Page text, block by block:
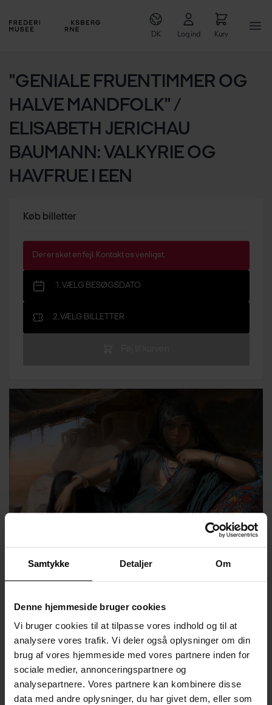
Samtykke Detaljer Om
Denne hjemmeside bruger cookies
Vi bruger cookies til at tilpasse vores indhold og til at
analysere vores trafik. Vi deler også oplysninger om din
brug af vores hjemmeside med vores partnere inden for
sociale medier, annonceringspartnere og
analysepartnere. Vores partnere kan kombinere disse
data med andre oplysninger, du har givet dem, eller som
DK Log ind Kurv
"GENIALE FRUENTIMMER OG
HALVE MANDFOLK" /
ELISABETH JERICHAU
BAUMANN: VALKYRIE OG
HAVFRUE I EEN
Tysk-polske Elisabeth Jerichau Baumann stak ud fra mængden
i det provinsielle København hen over midten af 1800-tallet.
stor børneflok. Med sin kosmopolitiske orientering var Elisabeth
Jerichau Baumann ganske bevidst om betydningen af
intellektuel stimulans og salonkultur, af at pleje det rette
netværk og skabe forretningskontakter. Hendes
sammenkomster var med andre ord aldrig kedelige.
Sine Krogh om 1800-tallets banebrydende billedkunstner
Køb billetter
Der er sket en fejl. Kontakt os venligst.
1. VÆLG BESØGSDATO
2. VÆLG BILLETTER